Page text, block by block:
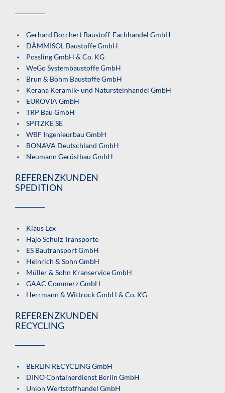
Gerhard Borchert Baustoff-Fachhandel GmbH
DÄMMISOL Baustoffe GmbH
Possling GmbH & Co. KG
WeGo Systembaustoffe GmbH
Brun & Böhm Baustoffe GmbH
Kerana Keramik- und Natursteinhandel GmbH
EUROVIA GmbH
TRP Bau GmbH
SPITZKE SE
WBF Ingenieurbau GmbH
BONAVA Deutschland GmbH
Neumann Gerüstbau GmbH
REFERENZKUNDEN
SPEDITION
Klaus Lex
Hajo Schulz Transporte
ES Bautransport GmbH
Heinrich & Sohn GmbH
Müller & Sohn Kranservice GmbH
GAAC Commerz GmbH
Herrmann & Wittrock GmbH & Co. KG
REFERENZKUNDEN
RECYCLING
BERLIN RECYCLING GmbH
DINO Containerdienst Berlin GmbH
Union Wertstoffhandel GmbH